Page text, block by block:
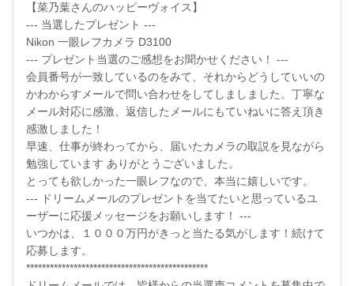
【菜乃葉さんのハッピーヴォイス】
--- 当選したプレゼント ---
Nikon 一眼レフカメラ D3100
--- プレゼント当選のご感想をお聞かせください！ ---
会員番号が一致しているのをみて、それからどうしていいの
かわからすメールで問い合わせをしてしましました。丁寧な
メール対応に感激、返信したメールにもていねいに答え頂き
感激しました！
早速、仕事が終わってから、届いたカメラの取説を見ながら
勉強しています ありがとうございました。
とっても欲しかった一眼レフなので、本当に嬉しいです。
--- ドリームメールのプレゼントを当てたいと思っているユ
ーザーに応援メッセージをお願いします！ ---
いつかは、１０００万円がきっと当たる気がします！続けて
応募します。
**********************************************